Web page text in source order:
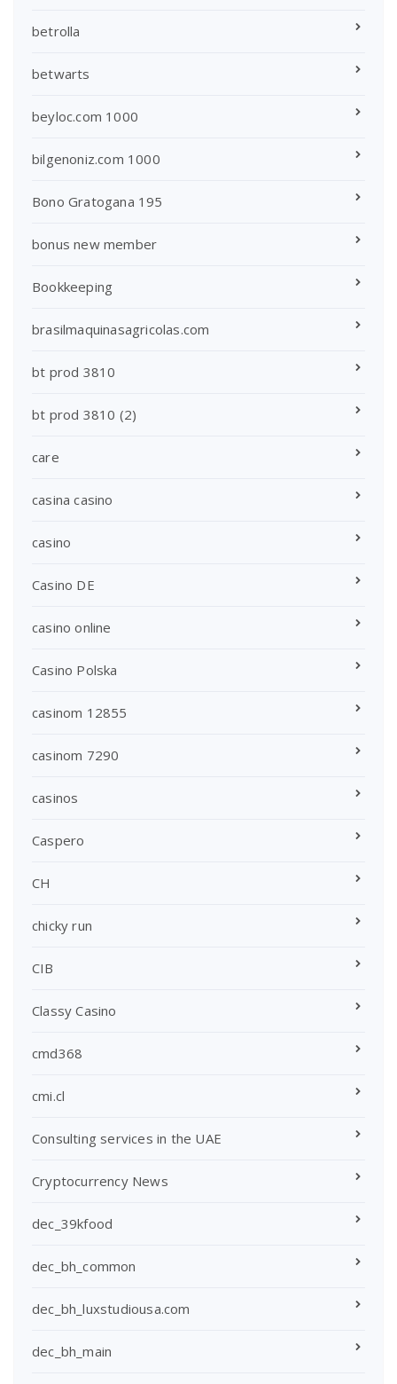
betrolla
betwarts
beyloc.com 1000
bilgenoniz.com 1000
Bono Gratogana 195
bonus new member
Bookkeeping
brasilmaquinasagricolas.com
bt prod 3810
bt prod 3810 (2)
care
casina casino
casino
Casino DE
casino online
Casino Polska
casinom 12855
casinom 7290
casinos
Caspero
CH
chicky run
CIB
Classy Casino
cmd368
cmi.cl
Consulting services in the UAE
Cryptocurrency News
dec_39kfood
dec_bh_common
dec_bh_luxstudiousa.com
dec_bh_main